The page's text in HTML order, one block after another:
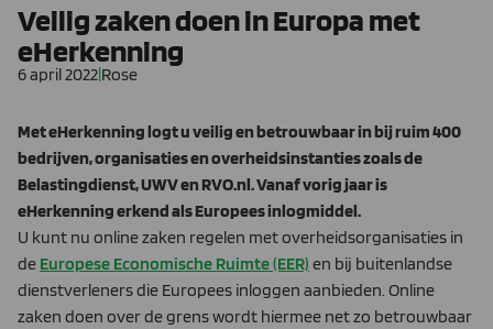
Veilig zaken doen in Europa met
eHerkenning
6 april 2022 Rose
Met eHerkenning logt u veilig en betrouwbaar in bij ruim 400
bedrijven, organisaties en overheidsinstanties zoals de
Belastingdienst, UWV en RVO.nl.Vanaf vorig jaar is
eHerkenning erkend als Europees inlogmiddel.
U kunt nu online zaken regelen met overheidsorganisaties in
de Europese Economische Ruimte (EER) en bij buitenlandse
dienstverleners die Europees inloggen aanbieden. Online
zaken doen over de grens wordt hiermee net zo betrouwbaar